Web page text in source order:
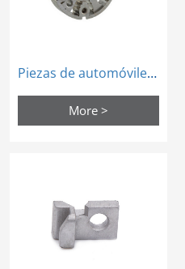
Piezas de automóviles de precisión de metal en polvo piezas de automóviles piezas de estator de automóviles
More >